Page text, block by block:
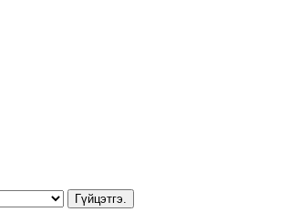
Гүйцэтгэ.